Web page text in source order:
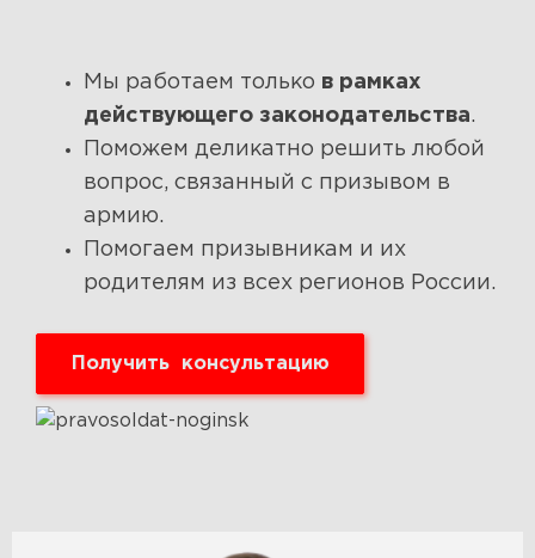
Мы работаем только в рамках
действующего законодательства.
Поможем деликатно решить любой
вопрос, связанный с призывом в
армию.
Помогаем призывникам и их
родителям из всех регионов России.
Получить консультацию